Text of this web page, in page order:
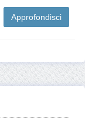
Approfondisci